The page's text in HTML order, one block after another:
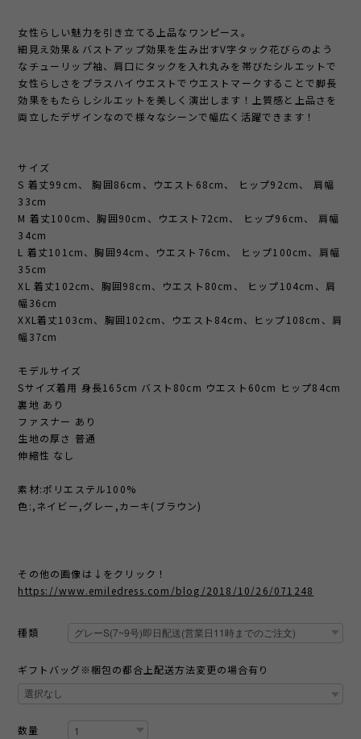
女性らしい魅力を引き立てる上品なワンピース。
細見え効果＆バストアップ効果を生み出すV字タック花びらのよう
なチューリップ袖、肩口にタックを入れ丸みを帯びたシルエットで
女性らしさをプラスハイウエストでウエストマークすることで脚長
効果をもたらしシルエットを美しく演出します！上質感と上品さを
両立したデザインなので様々なシーンで幅広く活躍できます！
サイズ
S 着丈99cm、 胸囲86cm、ウエスト68cm、 ヒップ92cm、 肩幅
33cm
M 着丈100cm、胸囲90cm、ウエスト72cm、 ヒップ96cm、 肩幅
34cm
L 着丈101cm、胸囲94cm、ウエスト76cm、 ヒップ100cm、肩幅
35cm
XL 着丈102cm、胸囲98cm、ウエスト80cm、 ヒップ104cm、肩
幅36cm
XXL着丈103cm、胸囲102cm、ウエスト84cm、ヒップ108cm、肩
幅37cm
モデルサイズ
Sサイズ着用 身長165cm バスト80cm ウエスト60cm ヒップ84cm
裏地 あり
ファスナー あり
生地の厚さ 普通
伸縮性 なし
素材:ポリエステル100%
色:,ネイビー,グレー,カーキ(ブラウン)
その他の画像は↓をクリック！
https://www.emiledress.com/blog/2018/10/26/071248
種類
ギフトバッグ※梱包の都合上配送方法変更の場合有り
数量